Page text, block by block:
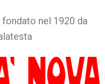
nel 1920 da